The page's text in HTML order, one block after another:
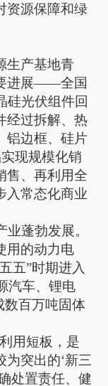
资源保障和绿
生产基地青
进展——全国
硅光伏组件回
经过拆解、热
铝边框、硅片
现规模化销
售、再利用全
入常态化商业
蓬勃发展。
用的动力电
五”时期进入
汽车、锂电
数百万吨固体
用短板，是
为突出的‘新三
处置责任、健